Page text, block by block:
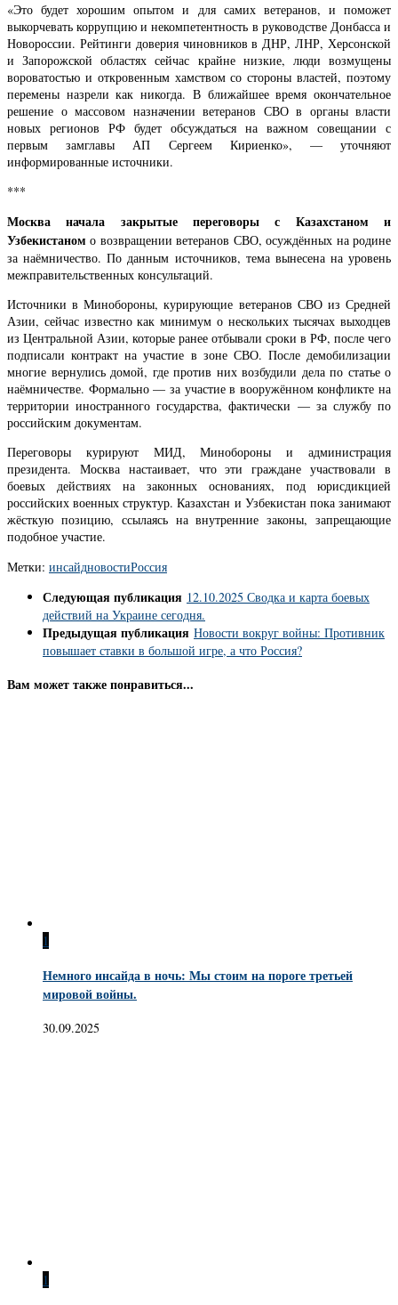
«Это будет хорошим опытом и для самих ветеранов, и поможет
выкорчевать коррупцию и некомпетентность в руководстве Донбасса и
Новороссии. Рейтинги доверия чиновников в ДНР, ЛНР, Херсонской
и Запорожской областях сейчас крайне низкие, люди возмущены
вороватостью и откровенным хамством со стороны властей, поэтому
перемены назрели как никогда. В ближайшее время окончательное
решение о массовом назначении ветеранов СВО в органы власти
новых регионов РФ будет обсуждаться на важном совещании с
первым замглавы АП Сергеем Кириенко», — уточняют
информированные источники.
***
Москва начала закрытые переговоры с Казахстаном и
Узбекистаном о возвращении ветеранов СВО, осуждённых на родине
за наёмничество. По данным источников, тема вынесена на уровень
межправительственных консультаций.
Источники в Минобороны, курирующие ветеранов СВО из Средней
Азии, сейчас известно как минимум о нескольких тысячах выходцев
из Центральной Азии, которые ранее отбывали сроки в РФ, после чего
подписали контракт на участие в зоне СВО. После демобилизации
многие вернулись домой, где против них возбудили дела по статье о
наёмничестве. Формально — за участие в вооружённом конфликте на
территории иностранного государства, фактически — за службу по
российским документам.
Переговоры курируют МИД, Минобороны и администрация
президента. Москва настаивает, что эти граждане участвовали в
боевых действиях на законных основаниях, под юрисдикцией
российских военных структур. Казахстан и Узбекистан пока занимают
жёсткую позицию, ссылаясь на внутренние законы, запрещающие
подобное участие.
Метки: инсайдновостиРоссия
Следующая публикация 12.10.2025 Сводка и карта боевых
действий на Украине сегодня.
Предыдущая публикация Новости вокруг войны: Противник
повышает ставки в большой игре, а что Россия?
Вам может также понравиться...
1
Немного инсайда в ночь: Мы стоим на пороге третьей
мировой войны.
30.09.2025
1